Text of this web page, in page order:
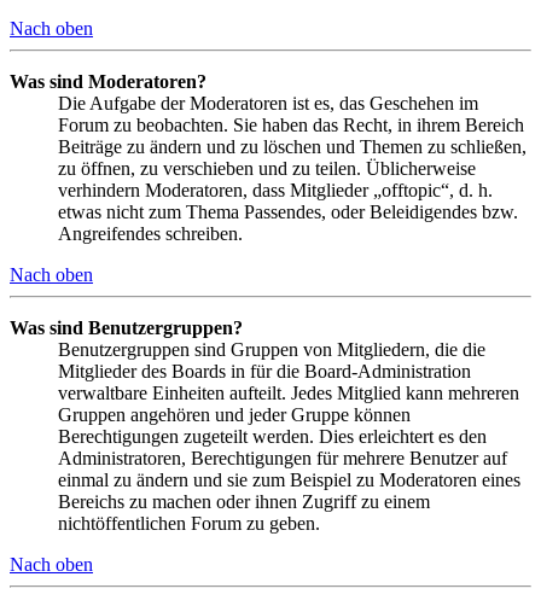
Nach oben
Was sind Moderatoren?
Die Aufgabe der Moderatoren ist es, das Geschehen im
Forum zu beobachten. Sie haben das Recht, in ihrem Bereich
Beiträge zu ändern und zu löschen und Themen zu schließen,
zu öffnen, zu verschieben und zu teilen. Üblicherweise
verhindern Moderatoren, dass Mitglieder „offtopic“, d. h.
etwas nicht zum Thema Passendes, oder Beleidigendes bzw.
Angreifendes schreiben.
Nach oben
Was sind Benutzergruppen?
Benutzergruppen sind Gruppen von Mitgliedern, die die
Mitglieder des Boards in für die Board-Administration
verwaltbare Einheiten aufteilt. Jedes Mitglied kann mehreren
Gruppen angehören und jeder Gruppe können
Berechtigungen zugeteilt werden. Dies erleichtert es den
Administratoren, Berechtigungen für mehrere Benutzer auf
einmal zu ändern und sie zum Beispiel zu Moderatoren eines
Bereichs zu machen oder ihnen Zugriff zu einem
nichtöffentlichen Forum zu geben.
Nach oben